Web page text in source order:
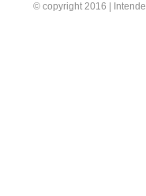
© copyright 2016 |